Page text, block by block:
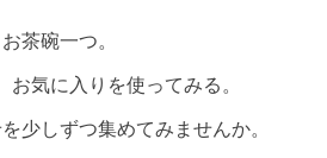
お茶碗一つ。
お気に入りを使ってみる。
少しずつ集めてみませんか。